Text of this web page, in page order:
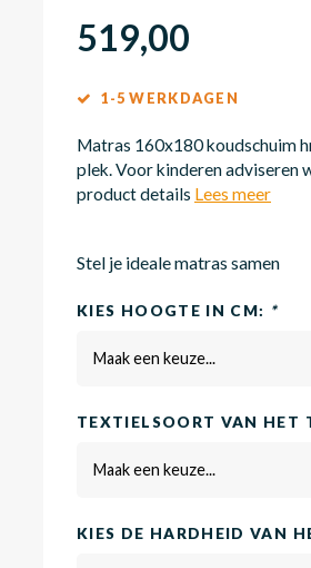
519,00
1-5 WERKDAGEN
Matras 160x180 koudschuim
plek. Voor kinderen adviseren
product details Lees meer
Stel je ideale matras samen
KIES HOOGTE IN CM: *
Maak een keuze...
TEXTIELSOORT VAN HET
Maak een keuze...
KIES DE HARDHEID VAN